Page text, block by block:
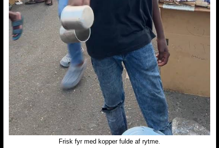
Frisk fyr med kopper fulde af rytme.